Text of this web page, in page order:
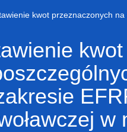
w